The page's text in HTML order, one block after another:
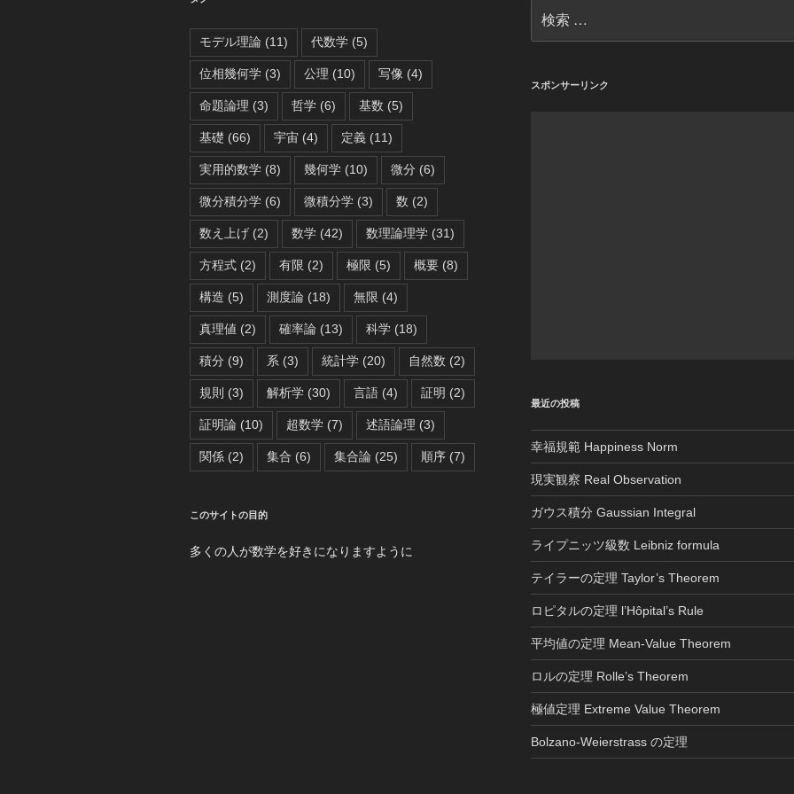
モデル理論 (11) 代数学 (5)
位相幾何学 (3) 公理 (10) 写像 (4)
命題論理 (3) 哲学 (6) 基数 (5)
基礎 (66) 宇宙 (4) 定義 (11)
実用的数学 (8) 幾何学 (10) 微分 (6)
微分積分学 (6) 微積分学 (3) 数 (2)
数え上げ (2) 数学 (42) 数理論理学 (31)
方程式 (2) 有限 (2) 極限 (5) 概要 (8)
構造 (5) 測度論 (18) 無限 (4)
真理値 (2) 確率論 (13) 科学 (18)
積分 (9) 系 (3) 統計学 (20) 自然数 (2)
規則 (3) 解析学 (30) 言語 (4) 証明 (2)
証明論 (10) 超数学 (7) 述語論理 (3)
関係 (2) 集合 (6) 集合論 (25) 順序 (7)
このサイトの目的
多くの人が数学を好きになりますように
索:
スポンサーリンク
最近の投稿
幸福規範 Happiness Norm
現実観察 Real Observation
ガウス積分 Gaussian Integral
ライプニッツ級数 Leibniz formula
テイラーの定理 Taylor’s Theorem
ロピタルの定理 l’Hôpital’s Rule
平均値の定理 Mean-Value Theorem
ロルの定理 Rolle’s Theorem
極値定理 Extreme Value Theorem
Bolzano-Weierstrass の定理